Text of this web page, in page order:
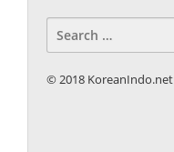
for:
© 2018 KoreanIndo.net